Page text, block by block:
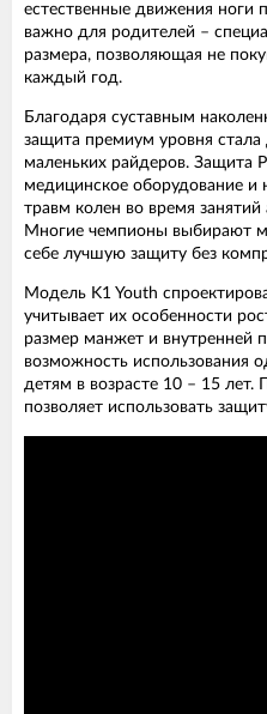
естественные движения ноги
важно для родителей –
размера, позволяющая не
каждый год.
Благодаря суставным
защита премиум уровня
маленьких райдеров. Защита
медицинское оборудование и
травм колен во время
Многие чемпионы выбирают
себе лучшую защиту без
Модель K1 Youth
учитывает их особенности
размер манжет и внутренней
возможность использования
детям в возрасте 10 – 15
позволяет использовать